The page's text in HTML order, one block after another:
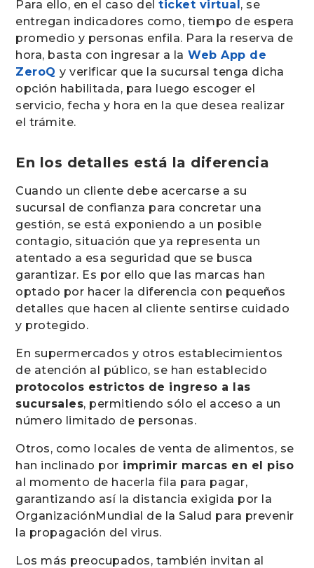
Para ello, en el caso delticket virtual, se
entregan indicadores como, tiempo de espera
promedio y personas enfila. Para la reserva de
hora, basta con ingresar a la Web App de
ZeroQ y verificar que la sucursal tenga dicha
opción habilitada, para luego escoger el
servicio, fecha y hora en la que desea realizar
el trámite.
En los detalles está la diferencia
Cuando un cliente debe acercarse a su
sucursal de confianza para concretar una
gestión, se está exponiendo a un posible
contagio, situación que ya representa un
atentado a esa seguridad que se busca
garantizar. Es por ello que las marcas han
optado por hacer la diferencia con pequeños
detalles que hacen al cliente sentirse cuidado
y protegido.
En supermercados y otros establecimientos
de atención al público, se han establecido
protocolos estrictos de ingreso a las
sucursales, permitiendo sólo el acceso a un
número limitado de personas.
Otros, como locales de venta de alimentos, se
han inclinado por imprimir marcas en el piso
al momento de hacerla fila para pagar,
garantizando así la distancia exigida por la
OrganizaciónMundial de la Salud para prevenir
la propagación del virus.
Los más preocupados, también invitan al